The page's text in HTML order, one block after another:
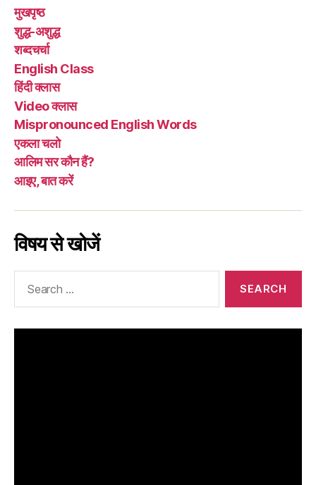
मुखपृष्ठ
शुद्ध-अशुद्ध
शब्दचर्चा
English Class
हिंदी क्लास
Video क्लास
Mispronounced English Words
एकला चलो
आलिम सर कौन हैं?
आइए, बात करें
विषय से खोजें